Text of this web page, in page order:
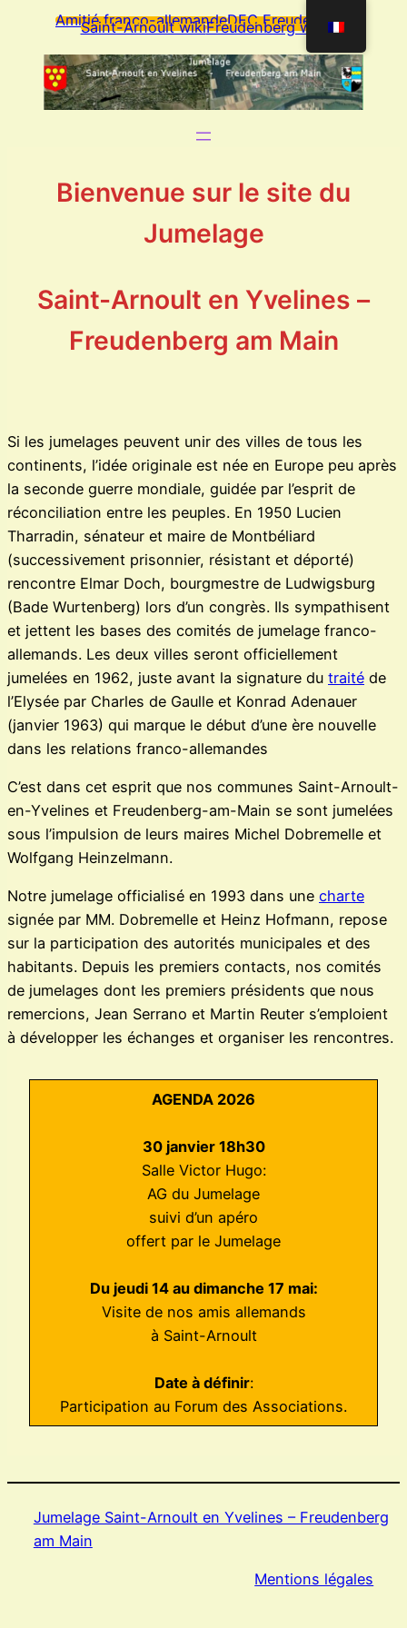
Amitié franco-allemandeDFC Freudenberg
Saint-Arnoult wikiFreudenberg wiki
Bienvenue sur le site du
Jumelage
Saint-Arnoult en Yvelines –
Freudenberg am Main
Si les jumelages peuvent unir des villes de tous les
continents, l’idée originale est née en Europe peu après
la seconde guerre mondiale, guidée par l’esprit de
réconciliation entre les peuples. En 1950 Lucien
Tharradin, sénateur et maire de Montbéliard
(successivement prisonnier, résistant et déporté)
rencontre Elmar Doch, bourgmestre de Ludwigsburg
(Bade Wurtenberg) lors d’un congrès. Ils sympathisent
et jettent les bases des comités de jumelage franco-
allemands. Les deux villes seront officiellement
jumelées en 1962, juste avant la signature du traité de
l’Elysée par Charles de Gaulle et Konrad Adenauer
(janvier 1963) qui marque le début d’une ère nouvelle
dans les relations franco-allemandes
C’est dans cet esprit que nos communes Saint-Arnoult-
en-Yvelines et Freudenberg-am-Main se sont jumelées
sous l’impulsion de leurs maires Michel Dobremelle et
Wolfgang Heinzelmann.
Notre jumelage officialisé en 1993 dans une charte
signée par MM. Dobremelle et Heinz Hofmann, repose
sur la participation des autorités municipales et des
habitants. Depuis les premiers contacts, nos comités
de jumelages dont les premiers présidents que nous
remercions, Jean Serrano et Martin Reuter s’emploient
à développer les échanges et organiser les rencontres.
AGENDA 2026
30 janvier 18h30
Salle Victor Hugo:
AG du Jumelage
suivi d’un apéro
offert par le Jumelage
Du jeudi 14 au dimanche 17 mai:
Visite de nos amis allemands
à Saint-Arnoult
Date à définir:
Participation au Forum des Associations.
Jumelage Saint-Arnoult en Yvelines – Freudenberg
am Main
Mentions légales